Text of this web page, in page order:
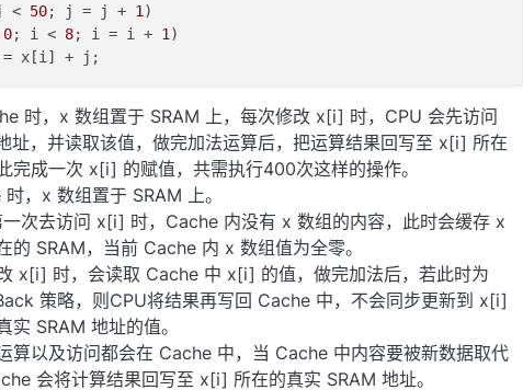
< 50; j = j + 1 )
0; i < 8; i = i + 1 )
时，x 数组置于 SRAM 上，每次修改 x[i] 时，CPU 会先访问
址，并读取该值，做完加法运算后，把运算结果回写至 x[i] 所在
完成一次 x[i] 的赋值，共需执行400次这样的操作。
，x 数组置于 SRAM 上。
一次去访问 x[i] 时，Cache 内没有 x 数组的内容，此时会缓存 x
的 SRAM，当前 Cache 内 x 数组值为全零。
x[i] 时，会读取 Cache 中 x[i] 的值，做完加法后，若此时为
策略，则CPU将结果再写回 Cache 中，不会同步更新到 x[i]
实 SRAM 地址的值。
算以及访问都会在 Cache 中，当 Cache 中内容要被新数据取代
会将计算结果回写至 x[i] 所在的真实 SRAM 地址。